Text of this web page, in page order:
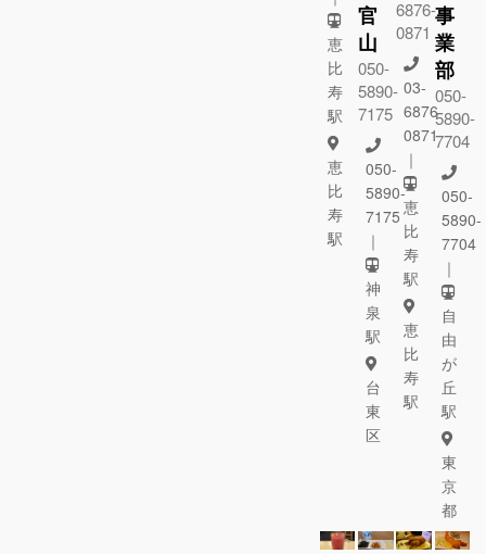
恵
比
寿
駅
恵
比
寿
駅
官
山
050-
5890-
7175
050-
5890-
7175
｜
神
泉
駅
台
東
区
6876-
0871
03-
6876-
0871
｜
恵
比
寿
駅
恵
比
寿
駅
事
業
部
050-
5890-
7704
050-
5890-
7704
｜
自
由
が
丘
駅
東
京
都